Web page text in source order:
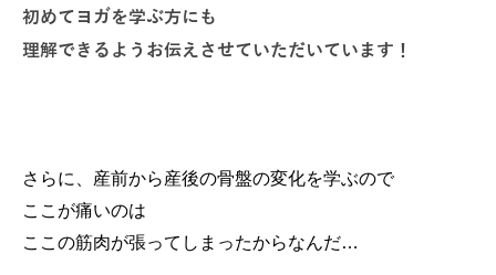
初めてヨガを学ぶ方にも
理解できるようお伝えさせていただいています！
さらに、産前から産後の骨盤の変化を学ぶので
ここが痛いのは
ここの筋肉が張ってしまったからなんだ…